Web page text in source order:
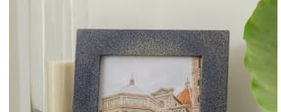
Tranh dự án
Tranh nhà mẫu dự án